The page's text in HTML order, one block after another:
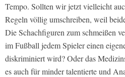
Tempo. Sollten wir jetzt vielleicht
Regeln völlig umschreiben, weil
Die Schachfiguren zum schmeißen
im Fußball jedem Spieler einen
diskriminiert wird? Oder das
es auch für minder talentierte und